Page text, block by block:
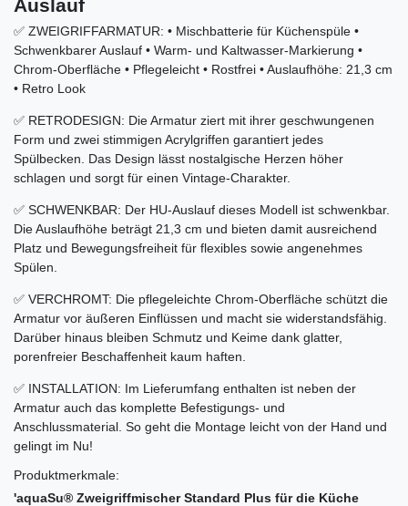
Auslauf
✅ ZWEIGRIFFARMATUR: • Mischbatterie für Küchenspüle •
Schwenkbarer Auslauf • Warm- und Kaltwasser-Markierung •
Chrom-Oberfläche • Pflegeleicht • Rostfrei • Auslaufhöhe: 21,3 cm
• Retro Look
✅ RETRODESIGN: Die Armatur ziert mit ihrer geschwungenen
Form und zwei stimmigen Acrylgriffen garantiert jedes
Spülbecken. Das Design lässt nostalgische Herzen höher
schlagen und sorgt für einen Vintage-Charakter.
✅ SCHWENKBAR: Der HU-Auslauf dieses Modell ist schwenkbar.
Die Auslaufhöhe beträgt 21,3 cm und bieten damit ausreichend
Platz und Bewegungsfreiheit für flexibles sowie angenehmes
Spülen.
✅ VERCHROMT: Die pflegeleichte Chrom-Oberfläche schützt die
Armatur vor äußeren Einflüssen und macht sie widerstandsfähig.
Darüber hinaus bleiben Schmutz und Keime dank glatter,
porenfreier Beschaffenheit kaum haften.
✅ INSTALLATION: Im Lieferumfang enthalten ist neben der
Armatur auch das komplette Befestigungs- und
Anschlussmaterial. So geht die Montage leicht von der Hand und
gelingt im Nu!
Produktmerkmale:
'aquaSu® Zweigriffmischer Standard Plus für die Küche